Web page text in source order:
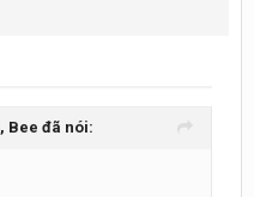
Bee đã nói: